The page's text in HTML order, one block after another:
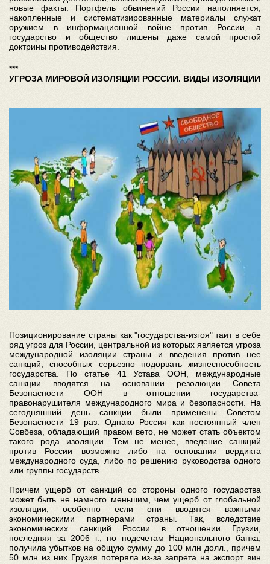
новые факты. Портфель обвинений России наполняется,
накопленные и систематизированные материалы служат
оружием в информационной войне против России, а
государство и общество лишены даже самой простой
доктрины противодействия.
***
УГРОЗА МИРОВОЙ ИЗОЛЯЦИИ РОССИИ. ВИДЫ ИЗОЛЯЦИИ
Позиционирование страны как "государства-изгоя" таит в себе
ряд угроз для России, центральной из которых является угроза
международной изоляции страны и введения против нее
санкций, способных серьезно подорвать жизнеспособность
государства. По статье 41 Устава ООН, международные
санкции вводятся на основании резолюции Совета
Безопасности ООН в отношении государства-
правонарушителя международного мира и безопасности. На
сегодняшний день санкции были применены Советом
Безопасности 19 раз. Однако Россия как постоянный член
Совбеза, обладающий правом вето, не может стать объектом
такого рода изоляции. Тем не менее, введение санкций
против России возможно либо на основании вердикта
международного суда, либо по решению руководства одного
или группы государств.
Причем ущерб от санкций со стороны одного государства
может быть не намного меньшим, чем ущерб от глобальной
изоляции, особенно если они вводятся важными
экономическими партнерами страны. Так, вследствие
экономических санкций России в отношении Грузии,
последняя за 2006 г., по подсчетам Национального банка,
получила убытков на общую сумму до 100 млн долл., причем
50 млн из них Грузия потеряла из-за запрета на экспорт вин